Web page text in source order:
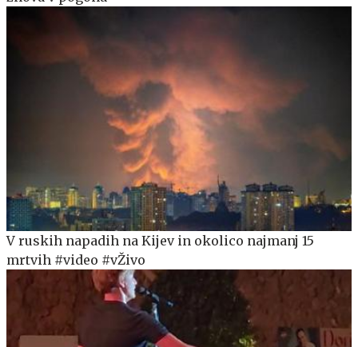
V ruskih napadih na Kijev in okolico najmanj 15
mrtvih #video #vŽivo